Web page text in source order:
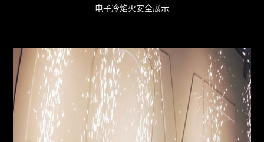
电子冷焰火安全展示